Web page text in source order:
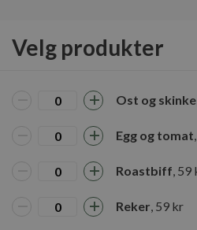
Velg produkter
Ost og skinke
Egg og tomat
Roastbiff ,
Reker , 59 kr